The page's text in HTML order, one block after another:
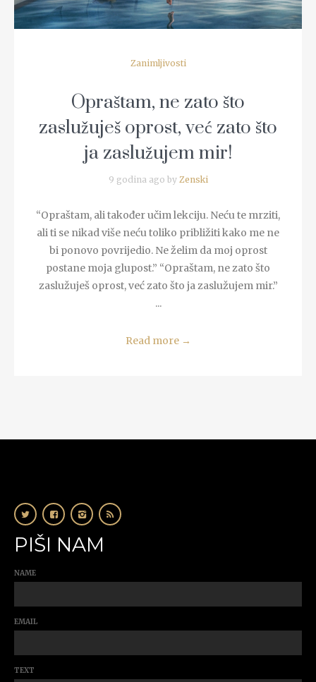
Zanimljivosti
Opraštam, ne zato što
zaslužuješ oprost, već zato što
ja zaslužujem mir!
9 godina ago by Zenski
“Opraštam, ali također učim lekciju. Neću te mrziti,
ali ti se nikad više neću toliko približiti kako me ne
bi ponovo povrijedio. Ne želim da moj oprost
postane moja glupost.” “Opraštam, ne zato što
zaslužuješ oprost, već zato što ja zaslužujem mir.”
...
Read more →
PIŠI NAM
NAME
EMAIL
TEXT